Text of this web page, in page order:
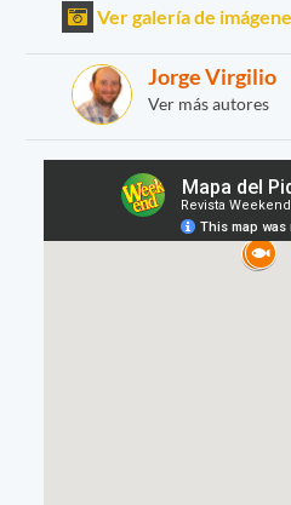
Ver galería de
Jorge Virgilio
Ver más autores